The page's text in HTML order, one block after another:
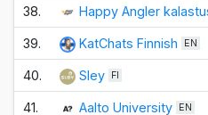
38. Happy Angler
39. KatChats Finnish EN
40. Sley FI
41. Aalto University EN